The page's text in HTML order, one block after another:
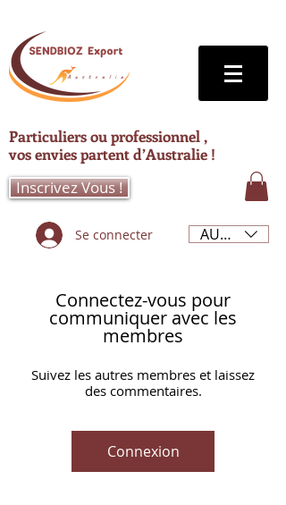
Particuliers ou professionnel ,
vos envies partent d’Australie !
Inscrivez Vous !
Se connecter AUD (AU$)
Connectez-vous pour
communiquer avec les
membres
Suivez les autres membres et laissez
des commentaires.
Connexion